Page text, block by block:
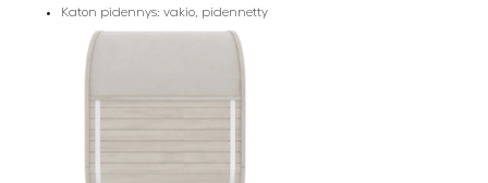
Katon pidennys: vakio, pidennetty